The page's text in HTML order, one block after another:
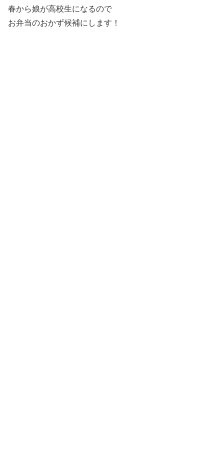
春から娘が高校生になるので
お弁当のおかず候補にします！